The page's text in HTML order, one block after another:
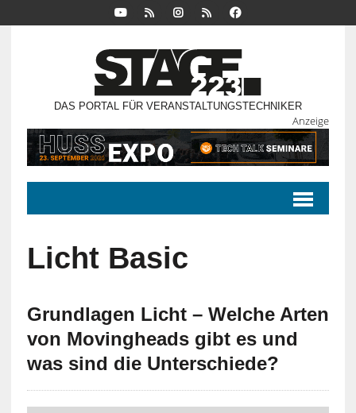
DAS PORTAL FÜR VERANSTALTUNGSTECHNIKER
Anzeige
Licht Basic
Grundlagen Licht – Welche Arten
von Movingheads gibt es und
was sind die Unterschiede?